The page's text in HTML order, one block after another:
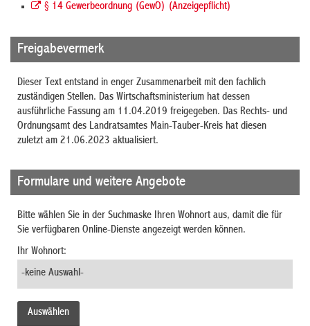
§ 14 Gewerbeordnung (GewO) (Anzeigepflicht)
Freigabevermerk
Dieser Text entstand in enger Zusammenarbeit mit den fachlich
zuständigen Stellen. Das Wirtschaftsministerium hat dessen
ausführliche Fassung am 11.04.2019 freigegeben. Das Rechts- und
Ordnungsamt des Landratsamtes Main-Tauber-Kreis hat diesen
zuletzt am 21.06.2023 aktualisiert.
Formulare und weitere Angebote
Bitte wählen Sie in der Suchmaske Ihren Wohnort aus, damit die für
Sie verfügbaren Online-Dienste angezeigt werden können.
Ihr Wohnort: